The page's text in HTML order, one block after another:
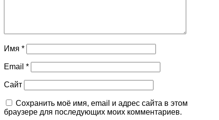
Имя *
Email *
Сайт
Сохранить моё имя, email и адрес сайта в этом
браузере для последующих моих комментариев.